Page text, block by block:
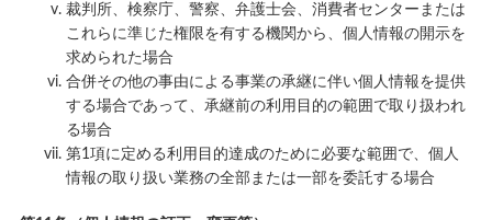
裁判所、検察庁、警察、弁護士会、消費者センターまたは
これらに準じた権限を有する機関から、個人情報の開示を
求められた場合
合併その他の事由による事業の承継に伴い個人情報を提供
する場合であって、承継前の利用目的の範囲で取り扱われ
る場合
第1項に定める利用目的達成のために必要な範囲で、個人
情報の取り扱い業務の全部または一部を委託する場合